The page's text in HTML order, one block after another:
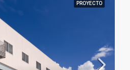
PROYECTO